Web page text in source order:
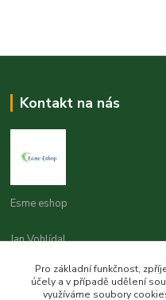
Kontakt na nás
Esme eshop
Jan Vohlídal
8,00 - 20,00
Pro základní funkčnost,
účely a v případě udělení
využíváme soubory